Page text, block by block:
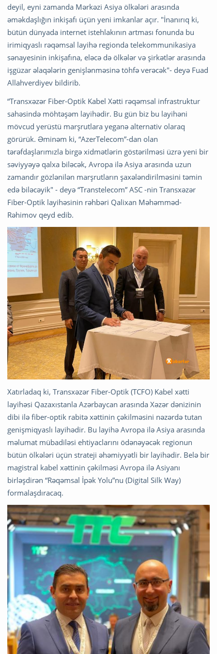
deyil, eyni zamanda Mərkəzi Asiya ölkələri arasında
əməkdaşlığın inkişafı üçün yeni imkanlar açır. "İnanırıq ki,
bütün dünyada internet istehlakının artması fonunda bu
irimiqyaslı rəqəmsal layihə regionda telekommunikasiya
sənayesinin inkişafına, eləcə də ölkələr və şirkətlər arasında
işgüzar əlaqələrin genişlənməsinə töhfə verəcək"- deyə Fuad
Allahverdiyev bildirib.
“Transxəzər Fiber-Optik Kabel Xətti rəqəmsal infrastruktur
sahəsində möhtəşəm layihədir. Bu gün biz bu layihəni
mövcud yerüstü marşrutlara yeganə alternativ olaraq
görürük. Əminəm ki, “AzerTelecom”-dan olan
tərəfdaşlarımızla birgə xidmətlərin göstərilməsi üzrə yeni bir
səviyyəyə qalxa biləcək, Avropa ilə Asiya arasında uzun
zamandır gözlənilən marşrutların şaxələndirilməsini təmin
edə biləcəyik" - deyə “Transtelecom” ASC -nin Transxəzər
Fiber-Optik layihəsinin rəhbəri Qalixan Məhəmməd-
Rəhimov qeyd edib.
Xatırladaq ki, Transxəzər Fiber-Optik (TCFO) Kabel xətti
layihəsi Qazaxıstanla Azərbaycan arasında Xəzər dənizinin
dibi ilə fiber-optik rabitə xəttinin çəkilməsini nəzərdə tutan
genişmiqyaslı layihədir. Bu layihə Avropa ilə Asiya arasında
məlumat mübadiləsi ehtiyaclarını ödənəyəcək regionun
bütün ölkələri üçün strateji əhəmiyyətli bir layihədir. Belə bir
magistral kabel xəttinin çəkilməsi Avropa ilə Asiyanı
birləşdirən “Rəqəmsal İpək Yolu”nu (Digital Silk Way)
formalaşdıracaq.